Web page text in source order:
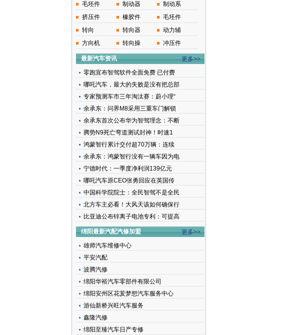
毛坯件
制动器
制动系
挤压件
橡胶件
毛坯件
转向
转向器
动力辅
方向机
转向操 冲压件
最新汽车资讯
更多>>
零跑宣布智驾软件全面免费 已付费
哪吒汽车，最大的失败是没有把总部
专家预测车市三年淘汰赛：蔚小理“
余承东：问界M8采用三重车门解锁
余承东首次公布华为智驾理念：不断
腾势N9死亡弯道测试封神！时速1
鸿蒙智行累计交付超70万辆：连续
余承东：鸿蒙智行没有一辆车因为电
宁德时代：一季度净利润139亿元
哪吒汽车原CEO张勇回应在英国传
中国科学院院士：全民智驾不是全民
北方车主必看！大风天该如何确保行
比亚迪公布锌离子电池专利：可提高
绵阳最新汽配汽修加盟
更多>>
雄师汽车维修中心
平安汽配
波腾汽修
绵阳华裕汽车零部件有限公司
绵阳安州区花荄梦想汽车服务中心
游仙新桥兴旺汽车服务
鑫隆汽修
绵阳至臻汽车日产专修